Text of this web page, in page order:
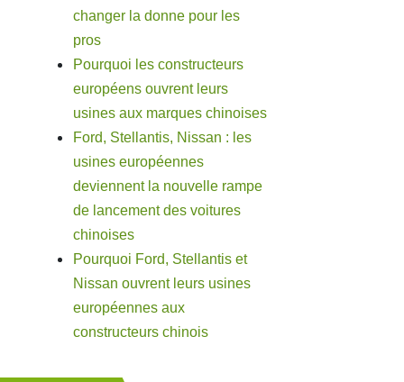
changer la donne pour les
pros
Pourquoi les constructeurs
européens ouvrent leurs
usines aux marques chinoises
Ford, Stellantis, Nissan : les
usines européennes
deviennent la nouvelle rampe
de lancement des voitures
chinoises
Pourquoi Ford, Stellantis et
Nissan ouvrent leurs usines
européennes aux
constructeurs chinois